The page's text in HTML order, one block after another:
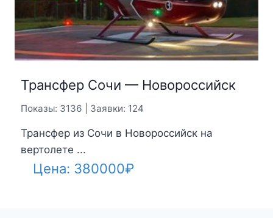
Трансфер Сочи — Новороссийск
Показы: 3136 | Заявки: 124
Трансфер из Сочи в Новороссийск на
вертолете ...
Цена: 380000₽